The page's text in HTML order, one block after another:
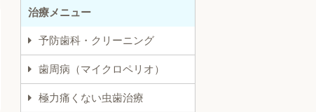
治療メニュー
予防歯科・クリーニング
歯周病（マイクロペリオ）
極力痛くない虫歯治療